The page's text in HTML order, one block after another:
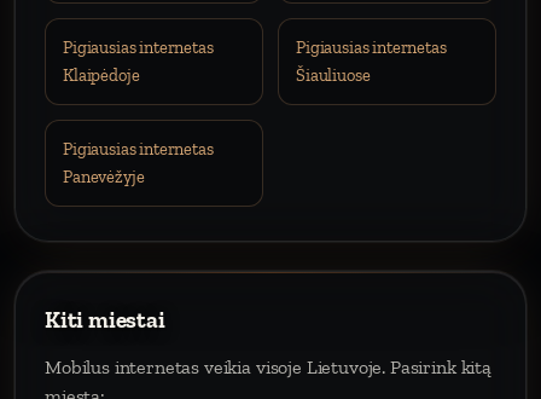
Pigiausias internetas
Klaipėdoje
Pigiausias internetas
Šiauliuose
Pigiausias internetas
Panevėžyje
Kiti miestai
Mobilus internetas veikia visoje Lietuvoje. Pasirink kitą